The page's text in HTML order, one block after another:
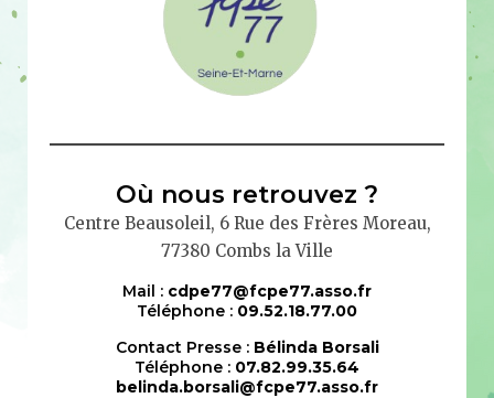
Où nous retrouvez ?
Centre Beausoleil, 6 Rue des Frères Moreau,
77380 Combs la Ville
Mail : cdpe77@fcpe77.asso.fr
Téléphone : 09.52.18.77.00
Contact Presse : Bélinda Borsali
Téléphone : 07.82.99.35.64
belinda.borsali@fcpe77.asso.fr